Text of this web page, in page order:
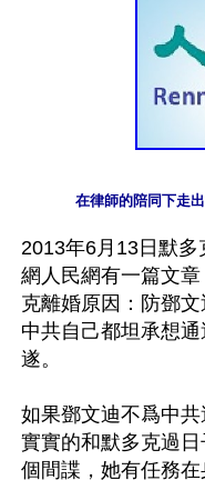
在律師的陪同下走
2013年6月13日默
網人民網有一篇文
克離婚原因：防鄧
中共自己都坦承想
遂。
如果鄧文迪不爲中
實實的和默多克過
個間諜，她有任務